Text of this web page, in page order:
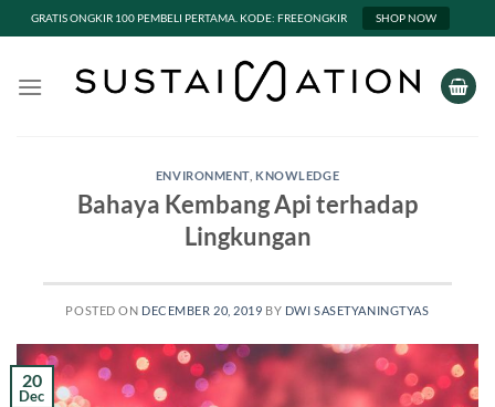
GRATIS ONGKIR 100 PEMBELI PERTAMA. KODE: FREEONGKIR SHOP NOW
ENVIRONMENT KNOWLEDGE
Bahaya Kembang Api terhadap
Lingkungan
POSTED ON DECEMBER 20, 2019 BY DWI SASETYANINGTYAS
20
Dec